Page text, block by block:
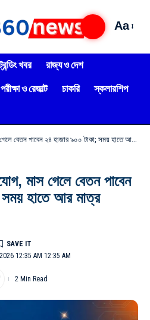
Aa
খবর
রাজ্য ও দেশ
পরীক্ষা ও রেজাল্ট চাকরি
স্কলারশিপ
পাবেন ২৪ হাজার ৯০০ টাকা; সময় হাতে আর মাত্র কয়েকদিন!
মাস গেলে বেতন পাবেন
হাতে আর মাত্র
12:35 AM 12:35 AM
2 Min Read